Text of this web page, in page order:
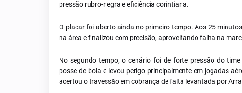
pressão rubro-negra e eficiência corintiana.
O placar foi aberto ainda no primeiro tempo. Aos 25
na área e finalizou com precisão, aproveitando falha na
No segundo tempo, o cenário foi de forte pressão do
posse de bola e levou perigo principalmente em jogadas
acertou o travessão em cobrança de falta levantada por